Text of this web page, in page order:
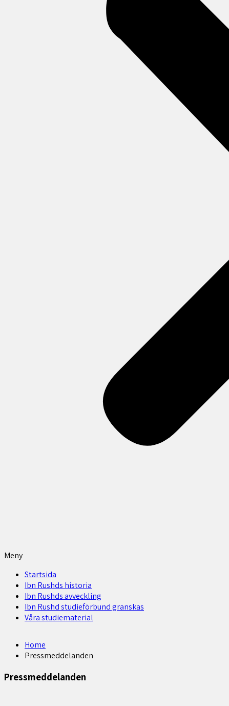
Meny
Startsida
Ibn Rushds historia
Ibn Rushds avveckling
Ibn Rushd studieförbund granskas​
Våra studiematerial
Home
Pressmeddelanden
Pressmeddelanden